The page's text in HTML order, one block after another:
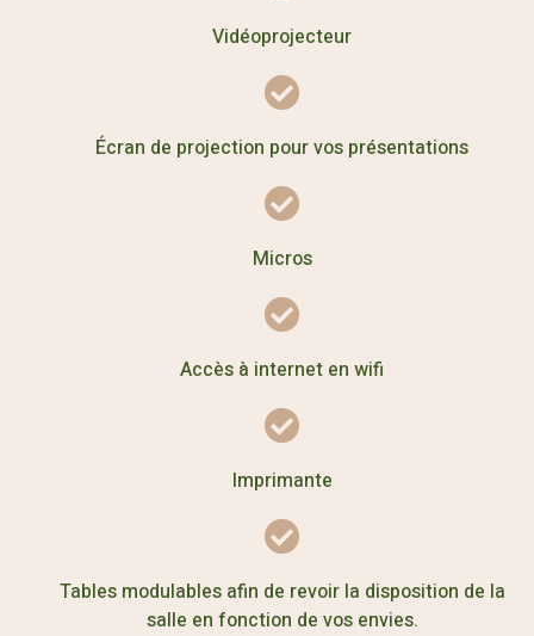
Vidéoprojecteur
Écran de projection pour vos présentations
Micros
Accès à internet en wifi
Imprimante
Tables modulables afin de revoir la disposition de la
salle en fonction de vos envies.